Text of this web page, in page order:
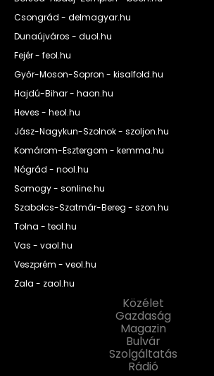
Csongrád - delmagyar.hu
Dunaújváros - duol.hu
Fejér - feol.hu
Győr-Moson-Sopron - kisalfold.hu
Hajdú-Bihar - haon.hu
Heves - heol.hu
Jász-Nagykun-Szolnok - szoljon.hu
Komárom-Esztergom - kemma.hu
Nógrád - nool.hu
Somogy - sonline.hu
Szabolcs-Szatmár-Bereg - szon.hu
Tolna - teol.hu
Vas - vaol.hu
Veszprém - veol.hu
Zala - zaol.hu
Közélet
Gazdaság
Magazin
Bulvár
Szolgáltatás
Rádió